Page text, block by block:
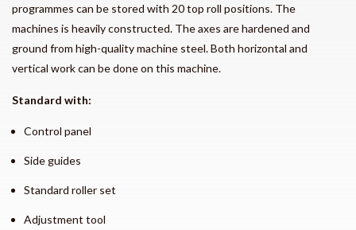
programmes can be stored with 20 top roll positions. The
machines is heavily constructed. The axes are hardened and
ground from high-quality machine steel. Both horizontal and
vertical work can be done on this machine.
Standard with:
Control panel
Side guides
Standard roller set
Adjustment tool